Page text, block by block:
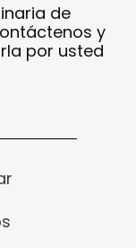
de
y
por usted